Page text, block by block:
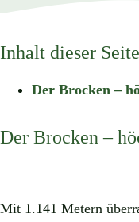
Inhalt dieser Seite
Der Brocken –
Der Brocken –
Mit 1.141 Metern